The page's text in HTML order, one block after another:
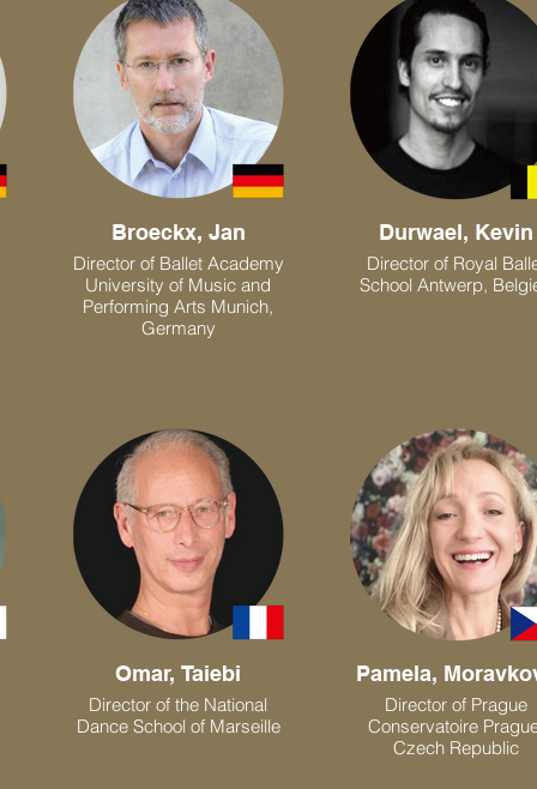
Broeckx, Jan
Director of Ballet Academy
University of Music and
Performing Arts Munich,
Germany
Durwael, Kevin
Director of Royal
School Antwerp,
Omar, Taiebi
Director of the National
Dance School of Marseille
Pamela,
Director of Prague
Conservatoire
Czech Republic